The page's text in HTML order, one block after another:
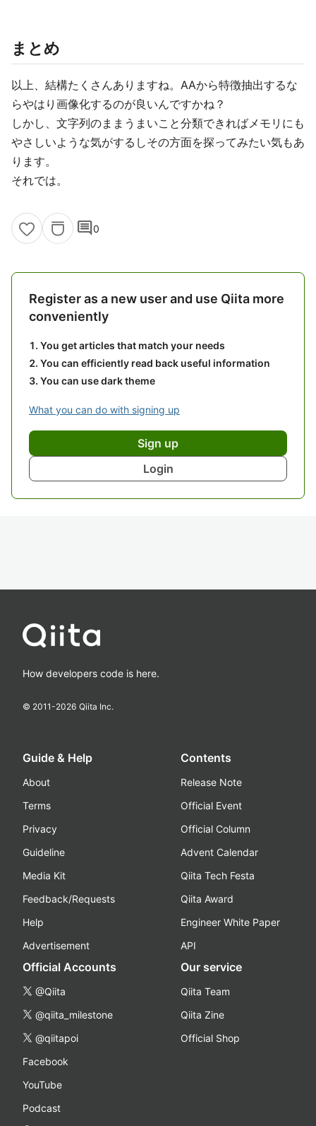
まとめ
以上、結構たくさんありますね。AAから特徴抽出するな
らやはり画像化するのが良いんですかね？
しかし、文字列のままうまいこと分類できればメモリにも
やさしいような気がするしその方面を探ってみたい気もあ
ります。
それでは。
comment0
Register as a new user and use Qiita more
conveniently
You get articles that match your needs
You can efficiently read back useful information
You can use dark theme
What you can do with signing up
Sign up
Login
How developers code is here.
© 2011-2026 Qiita Inc.
Guide & Help
About
Terms
Privacy
Guideline
Media Kit
Feedback/Requests
Help
Advertisement
Contents
Release Note
Official Event
Official Column
Advent Calendar
Qiita Tech Festa
Qiita Award
Engineer White Paper
API
Official Accounts
@Qiita
@qiita_milestone
@qiitapoi
Facebook
YouTube
Podcast
Our service
Qiita Team
Qiita Zine
Official Shop